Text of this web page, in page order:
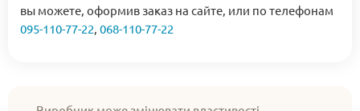
вы можете, оформив заказ на сайте, или по телефонам
095-110-77-22, 068-110-77-22